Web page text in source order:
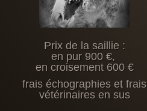
Prix de la saillie :
en pur 900 €,
en croisement 600 €
frais échographies et frais
vétérinaires en sus